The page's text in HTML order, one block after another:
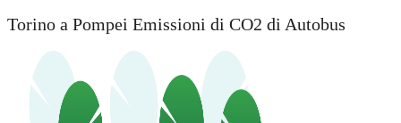
Torino a Pompei Emissioni di CO2 di Autobus